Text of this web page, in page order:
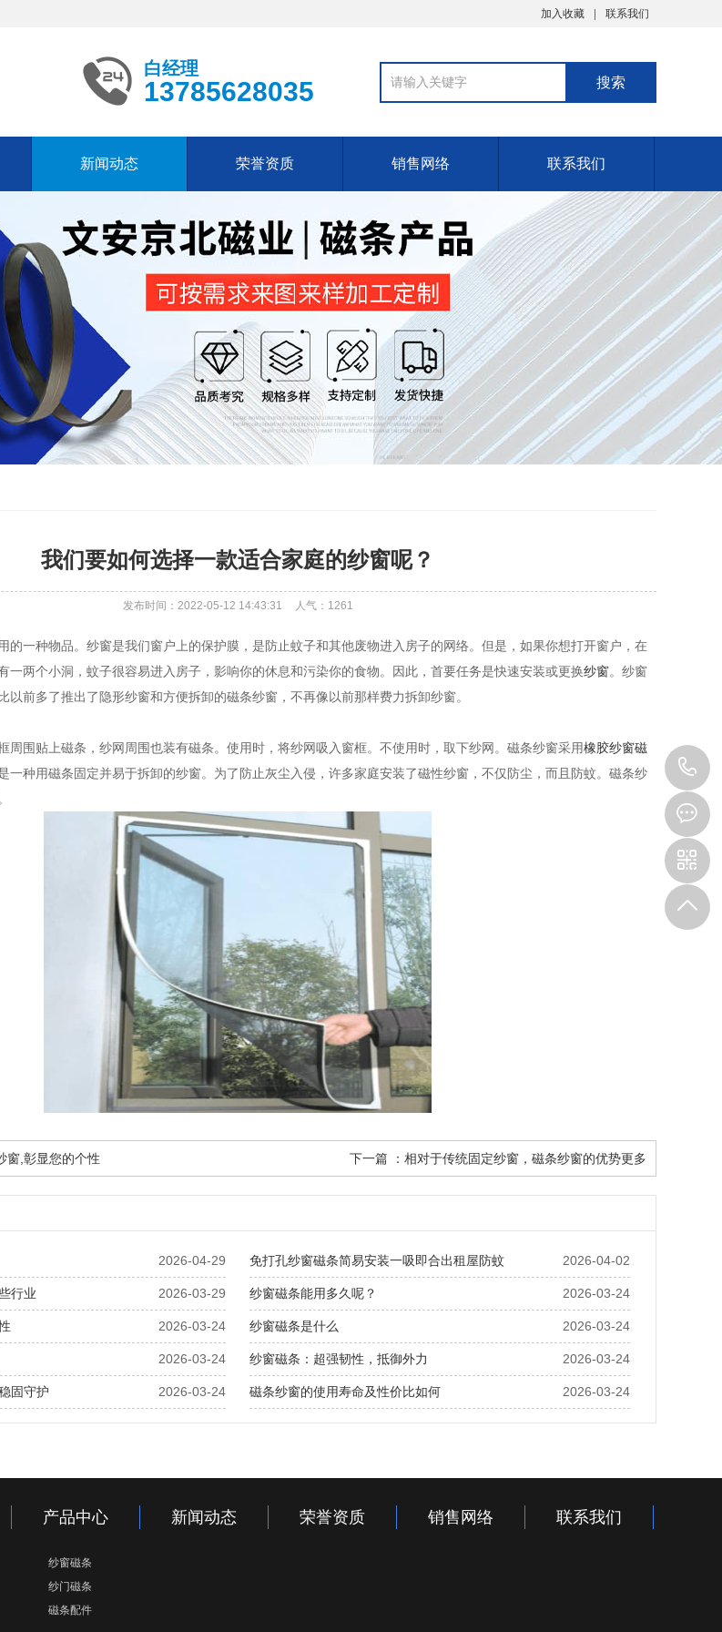
加入收藏 联系我们
白经理
13785628035
新闻动态 荣誉资质 销售网络 联系我们
我们要如何选择一款适合家庭的纱窗呢？
发布时间：2022-05-12 14:43:31 人气： 1261
一种物品。纱窗是我们窗户上的保护膜，是防止蚊子和其他废物进入房子的网络。但是，如果你想打开窗户，在
一两个小洞，蚊子很容易进入房子，影响你的休息和污染你的食物。因此，首要任务是快速安装或更换纱窗。纱窗
以前多了推出了隐形纱窗和方便拆卸的磁条纱窗，不再像以前那样费力拆卸纱窗。
围贴上磁条，纱网周围也装有磁条。使用时，将纱网吸入窗框。不使用时，取下纱网。磁条纱窗采用橡胶纱窗磁
一种用磁条固定并易于拆卸的纱窗。为了防止灰尘入侵，许多家庭安装了磁性纱窗，不仅防尘，而且防蚊。磁条纱
窗,彰显您的个性 下一篇 ： 相对于传统固定纱窗，磁条纱窗的优势更多
2026-04-29 2026-04-02
免打孔纱窗磁条简易安装一吸即合出租屋防蚊
2026-03-29
行业 2026-03-24
纱窗磁条能用多久呢？
2026-03-24 2026-03-24
纱窗磁条是什么
2026-03-24 2026-03-24
纱窗磁条：超强韧性，抵御外力
2026-03-24
固守护 2026-03-24
磁条纱窗的使用寿命及性价比如何
产品中心
纱窗磁条
纱门磁条
磁条配件
新闻动态 荣誉资质 销售网络 联系我们